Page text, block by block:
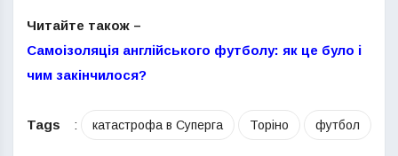
Читайте також –
Самоізоляція англійського футболу: як це було і
чим закінчилося?
Tags : катастрофа в Суперга Торіно футбол